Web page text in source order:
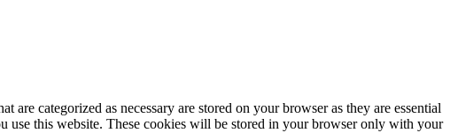
categorized as necessary are stored on your browser as they are essential
use this website. These cookies will be stored in your browser only with your